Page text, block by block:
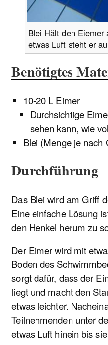
Blei Hält den Eiemer
etwas Luft steht er
Benötigtes
10-20 L Eimer
Durchsichtige
sehen kann, wie
Blei (Menge je nach
Durchführung
Das Blei wird am Griff
Eine einfache Lösung
den Henkel herum zu
Der Eimer wird mit
Boden des
sorgt dafür, dass der
liegt und macht den
etwas leichter.
Teilnehmenden unter
etwas Luft hinein bis